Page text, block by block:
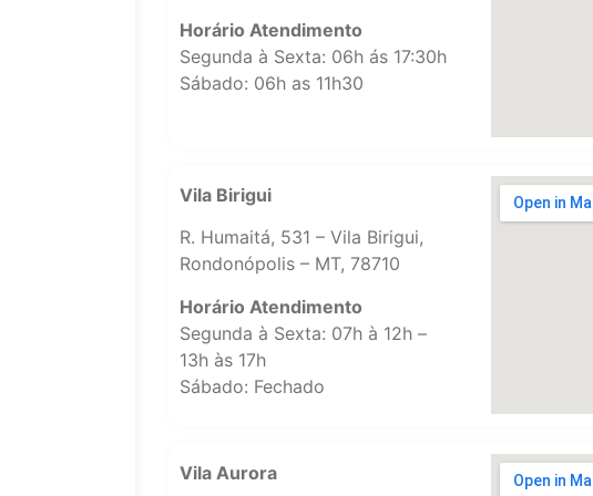
Horário Atendimento
Segunda à Sexta: 06h ás 17:30h
Sábado: 06h as 11h30
Vila Birigui
R. Humaitá, 531 – Vila Birigui,
Rondonópolis – MT, 78710
Horário Atendimento
Segunda à Sexta: 07h à 12h –
13h às 17h
Sábado: Fechado
Vila Aurora